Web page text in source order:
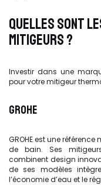
QUELLES SONT
MITIGEURS ?
Investir dans une
pour votre mitigeur
GROHE
GROHE est une
de bain. Ses
combinent design
de ses modèles
l’économie d’eau et le